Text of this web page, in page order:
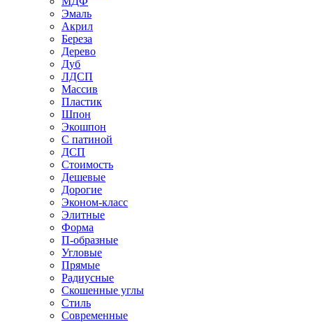
Эмаль
Акрил
Береза
Дерево
Дуб
ЛДСП
Массив
Пластик
Шпон
Экошпон
С патиной
ДСП
Стоимость
Дешевые
Дорогие
Эконом-класс
Элитные
Форма
П-образные
Угловые
Прямые
Радиусные
Скошенные углы
Стиль
Современные